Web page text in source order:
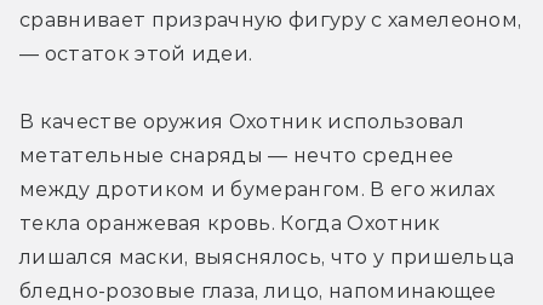
сравнивает призрачную фигуру с хамелеоном,
— остаток этой идеи.
В качестве оружия Охотник использовал
метательные снаряды — нечто среднее
между дротиком и бумерангом. В его жилах
текла оранжевая кровь. Когда Охотник
лишался маски, выяснялось, что у пришельца
бледно-розовые глаза, лицо, напоминающее